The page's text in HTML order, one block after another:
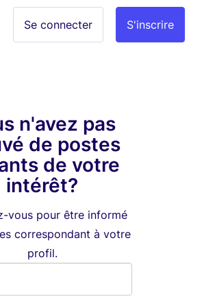
S'inscrire
Se connecter
n'avez pas
de postes
de votre
intérêt?
vous pour être informé
correspondant à votre
profil.